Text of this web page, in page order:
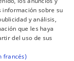
Suscribirse
BASQUE
FRENCH
sobre su
y análisis,
que les haya
del uso de sus
francés)